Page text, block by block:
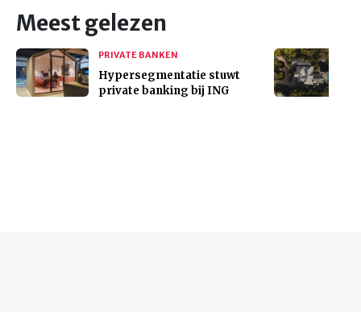
Meest gelezen
PRIVATE BANKEN
Hypersegmentatie stuwt
private banking bij ING